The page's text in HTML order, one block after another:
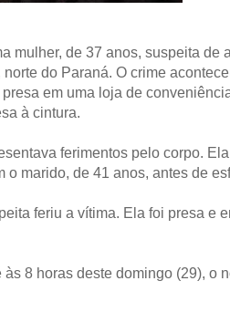
mulher, de 37 anos, suspeita de
do Paraná. O crime
em uma loja de
à cintura.
ferimentos pelo corpo.
marido, de 41 anos, antes de
feriu a vítima. Ela foi presa e
8 horas deste domingo (29), o